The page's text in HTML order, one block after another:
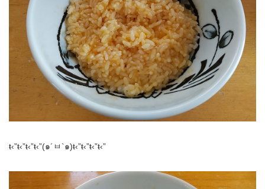
ŧ‹”ŧ‹”ŧ‹”ŧ‹”(๑´ㅂ`๑)ŧ‹”ŧ‹”ŧ‹”ŧ‹”